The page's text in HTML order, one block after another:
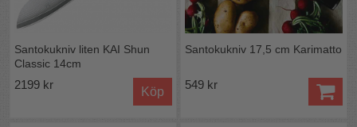
Material:
Rostfritt stål med hög kolhalt, 1K6. Grepp av
kompositmaterial av bambupulver och polypropen.
Mått:Bladlängd 21 cm handtag 12,6 cm
Skötselråd:
Skölj av kniven direkt, använd gärna handdiskmedel,
torka av kniven noga efter rengöring.
Gärna på magnetlist eller i knivblock för att
Santokukniv liten KAI Shun
Classic 14cm
2199 kr
Köp
Santokukniv 17,5 cm Karimatto
549 kr